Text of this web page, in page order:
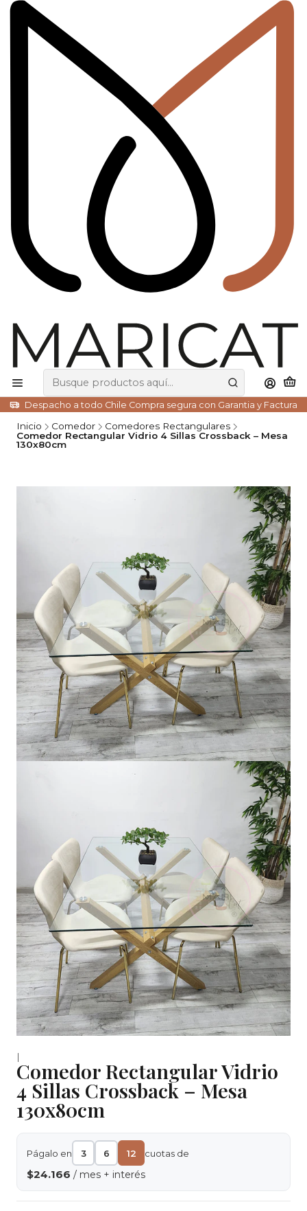
Despacho a todo Chile Compra segura con Garantia y Factura
Inicio Comedor
Comedores Rectangulares
Comedor Rectangular Vidrio 4 Sillas Crossback – Mesa
130x80cm
|
Comedor Rectangular Vidrio
4 Sillas Crossback – Mesa
130x80cm
Págalo en 3 6 12 cuotas de
$24.166 / mes + interés